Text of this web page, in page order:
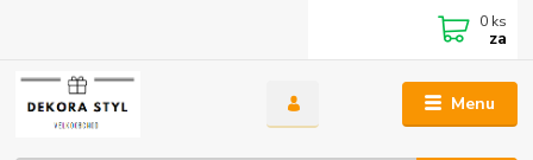
Menu
0 ks
za